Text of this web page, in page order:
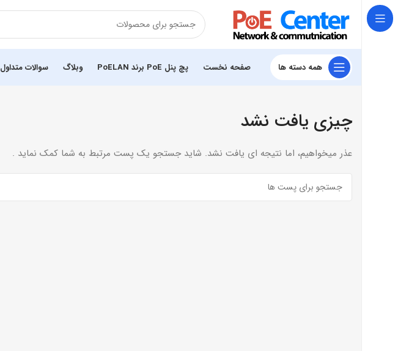
همه دسته ها صفحه نخست پچ پنل PoE برند PoELAN وبلاگ سوالات متداول
چیزی یافت نشد
عذر میخواهیم، اما نتیجه ای یافت نشد. شاید جستجو یک پست مرتبط به شما کمک نماید .